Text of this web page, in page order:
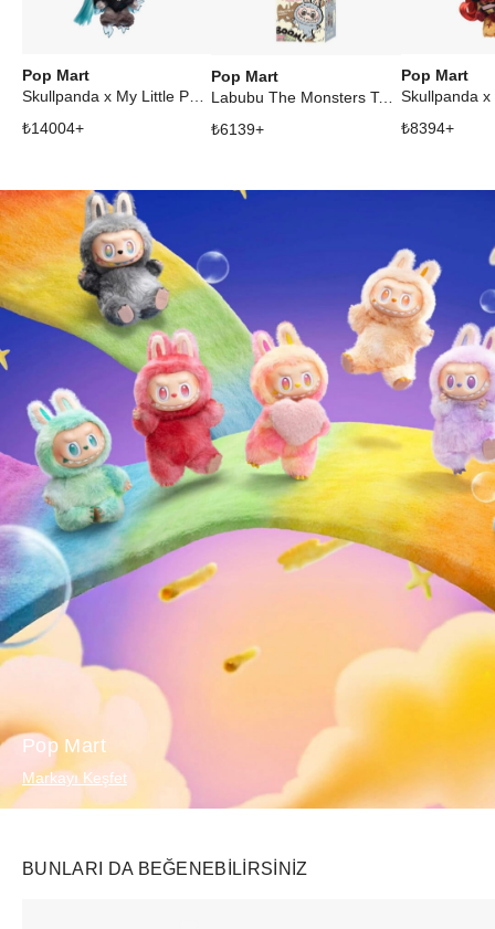
Pop Mart
₺14004+
Pop Mart
Labubu The Monsters Tasty Macarons Vinyl Plush Pendant Single Blind Box
₺6139+
Pop Mart
₺8394+
Pop Mart
Markayı Keşfet
BUNLARI DA BEĞENEBILIRSINIZ